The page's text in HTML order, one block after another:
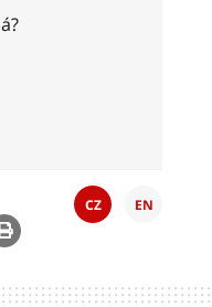
CZ EN